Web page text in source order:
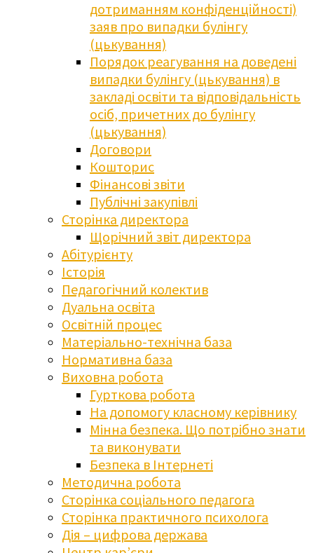
дотриманням конфіденційності)
заяв про випадки булінгу
(цькування)
Порядок реагування на доведені
випадки булінгу (цькування) в
закладі освіти та відповідальність
осіб, причетних до булінгу
(цькування)
Договори
Кошторис
Фінансові звіти
Публічні закупівлі
Сторінка директора
Щорічний звіт директора
Абітурієнту
Історія
Педагогічний колектив
Дуальна освіта
Освітній процес
Матеріально-технічна база
Нормативна база
Виховна робота
Гурткова робота
На допомогу класному керівнику
Мінна безпека. Що потрібно знати
та виконувати
Безпека в Інтернеті
Методична робота
Сторінка соціального педагога
Сторінка практичного психолога
Дія – цифрова держава